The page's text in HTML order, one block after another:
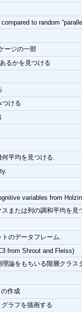
to random
ージの一部
るかを見つける
つける
平均を見つける.
variables from
または列の調和平均を見
のデータフレーム.
from Shrout and Fleiss)
論をもちいる階層クラス
作成
ラフを描画する